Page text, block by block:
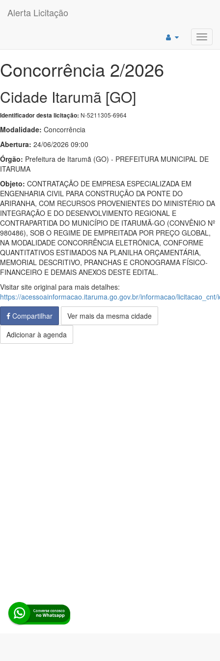
Alerta Licitação
Concorrência 2/2026
Cidade Itarumã [GO]
Identificador desta licitação: N-5211305-6964
Modalidade: Concorrência
Abertura: 24/06/2026 09:00
Órgão: Prefeitura de Itarumã (GO) - PREFEITURA MUNICIPAL DE
ITARUMA
Objeto: CONTRATAÇÃO DE EMPRESA ESPECIALIZADA EM
ENGENHARIA CIVIL PARA CONSTRUÇÃO DA PONTE DO
ARIRANHA, COM RECURSOS PROVENIENTES DO MINISTÉRIO DA
INTEGRAÇÃO E DO DESENVOLVIMENTO REGIONAL E
CONTRAPARTIDA DO MUNICÍPIO DE ITARUMÃ-GO (CONVÊNIO Nº
980486), SOB O REGIME DE EMPREITADA POR PREÇO GLOBAL,
NA MODALIDADE CONCORRÊNCIA ELETRÔNICA, CONFORME
QUANTITATIVOS ESTIMADOS NA PLANILHA ORÇAMENTÁRIA,
MEMORIAL DESCRITIVO, PRANCHAS E CRONOGRAMA FÍSICO-
FINANCEIRO E DEMAIS ANEXOS DESTE EDITAL.
Visitar site original para mais detalhes:
https://acessoainformacao.itaruma.go.gov.br/informacao/licitacao_cnt/
Compartilhar
Ver mais da mesma cidade
Adicionar à agenda